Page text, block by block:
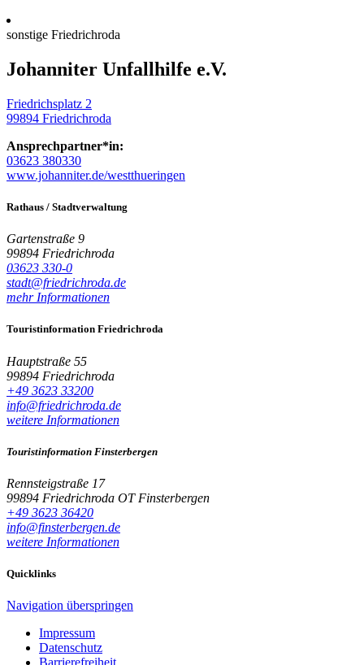
sonstige Friedrichroda
Johanniter Unfallhilfe e.V.
Friedrichsplatz 2
99894 Friedrichroda
Ansprechpartner*in:
03623 380330
www.johanniter.de/westthueringen
Rathaus / Stadtverwaltung
Gartenstraße 9
99894 Friedrichroda
03623 330-0
stadt@friedrichroda.de
mehr Informationen
Touristinformation Friedrichroda
Hauptstraße 55
99894 Friedrichroda
+49 3623 33200
info@friedrichroda.de
weitere Informationen
Touristinformation Finsterbergen
Rennsteigstraße 17
99894 Friedrichroda OT Finsterbergen
+49 3623 36420
info@finsterbergen.de
weitere Informationen
Quicklinks
Navigation überspringen
Impressum
Datenschutz